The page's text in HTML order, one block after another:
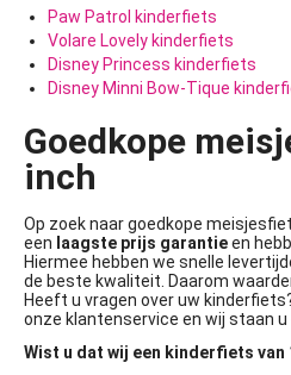
Paw Patrol kinderfiets
Volare Lovely kinderfiets
Disney Princess kinderfiets
Disney Minni Bow-Tique
Goedkope
inch
Op zoek naar goedkope
een laagste prijs garantieen
Hiermee hebben we snelle
de beste kwaliteit. Daarom
Heeft u vragen over uw
onze klantenservice en wij staan u
Wist u dat wij een kinderfiets